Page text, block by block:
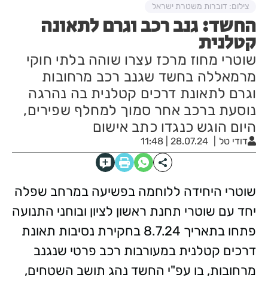
החשד: גנב רכב וגרם לתאונה
קטלנית
שוטרי מחוז מרכז עצרו שוהה בלתי חוקי
מרמאללה בחשד שגנב רכב מרחובות
וגרם לתאונת דרכים קטלנית בה נהרגה
נוסעת ברכב אחר סמוך למחלף שפירים,
היום הוגש כנגדו כתב אישום
דודי טל 28.07.24 | 11:48
צילום: דוברות משטרת ישראל
שוטרי היחידה ללוחמה בפשיעה במרחב שפלה
יחד עם שוטרי תחנת ראשון לציון ובוחני התנועה
פתחו בתאריך 8.7.24 בחקירת נסיבות תאונת
דרכים קטלנית במעורבות רכב פרטי שנגנב
מרחובות, בו עפ"י החשד נהג תושב השטחים,